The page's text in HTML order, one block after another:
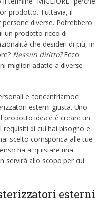
prodotto. Tuttavia, il
diverse. Potrebbero
un prodotto ricco di
che desideri di più, in
Nessun diritto?Ecco
migliori adatte a diverse
e concentriamoci
esterni giusta. Uno
prodotto ideale è creare un
di cui hai bisogno e
scelto corrisponda alle tue
ha acquistare una
servirà allo scopo per cui
esterni